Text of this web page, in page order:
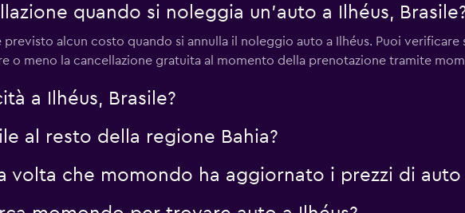
quando si noleggia un'auto a Ilhéus,
alcun costo quando si annulla il noleggio auto a Ilhéus. Puoi verificare
o meno la cancellazione gratuita al momento della prenotazione tramite
a Ilhéus, Brasile?
al resto della regione Bahia?
volta che momondo ha aggiornato i prezzi di auto